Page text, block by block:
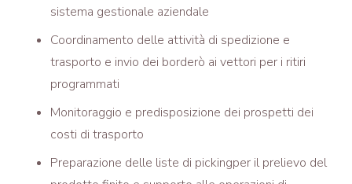
sistema gestionale aziendale
Coordinamento delle attività di spedizione e
trasporto e invio dei borderò ai vettori per i ritiri
programmati
Monitoraggio e predisposizione dei prospetti dei
costi di trasporto
Preparazione delle liste di pickingper il prelievo del